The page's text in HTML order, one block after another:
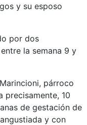
y su esposo
por dos
la semana 9 y
párroco
precisamente, 10
de gestación de
y con